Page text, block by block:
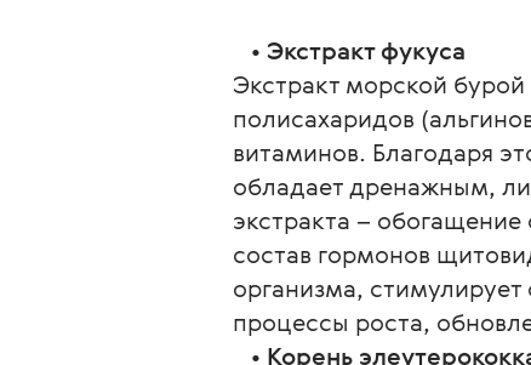
• Экстракт фукуса
Экстракт морской
полисахаридов
витаминов. Благодаря
обладает дренажным,
экстракта –
состав гормонов
организма,
процессы роста,
• Корень